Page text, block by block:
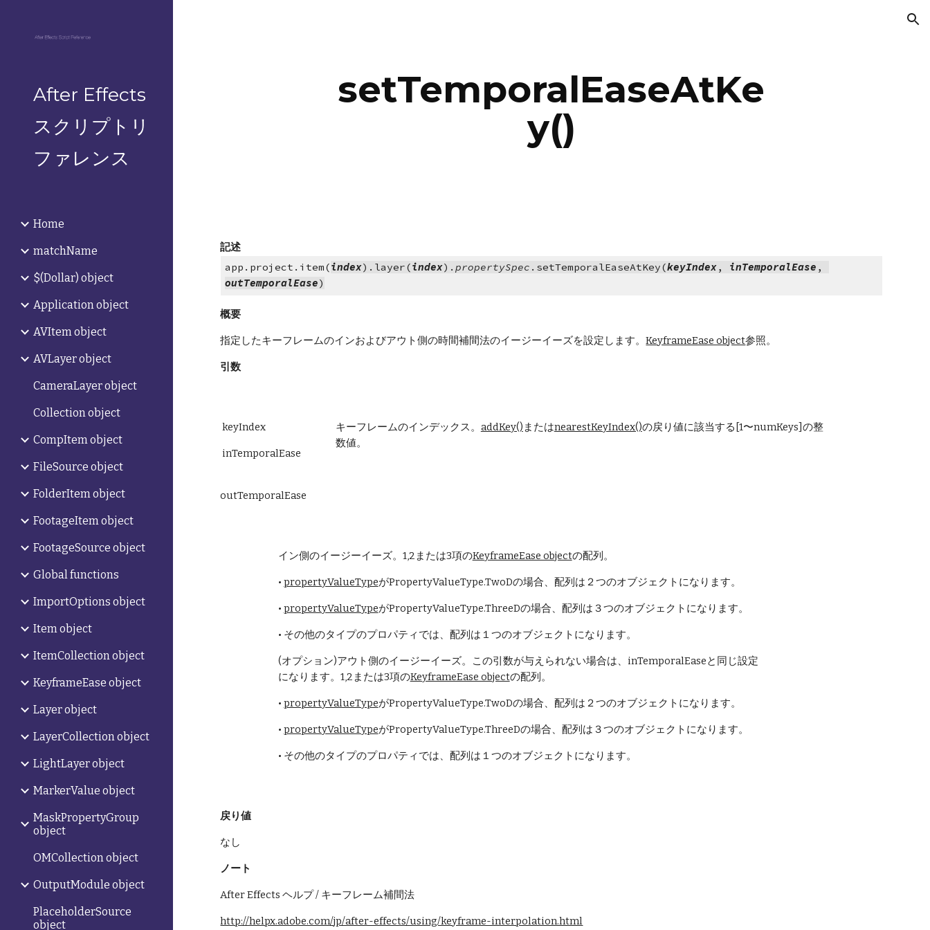
After Effects
スクリプトリ
ファレンス
Home
matchName
$(Dollar) object
Application object
AVItem object
AVLayer object
CameraLayer object
Collection object
CompItem object
FileSource object
FolderItem object
FootageItem object
FootageSource object
Global functions
ImportOptions object
Item object
ItemCollection object
KeyframeEase object
Layer object
LayerCollection object
LightLayer object
MarkerValue object
MaskPropertyGroup
object
OMCollection object
OutputModule object
PlaceholderSource
object
setTemporalEaseAtKe
y()
記述
app.project.item(index).layer(index). propertySpec .setTemporalEaseAtKey(keyIndex, inTemporalEase
outTemporalEase)
概要
指定したキーフレームのインおよびアウト側の時間補間法のイージーイーズを設定します。KeyframeEase object参照。
引数
keyIndex
inTemporalEase
outTemporalEase
キーフレームのインデックス。 addKey() またはnearestKeyIndex()の戻り値に該当する[1〜numKeys]の整
数値。
イン側のイージーイーズ。1,2または3項のKeyframeEase objectの配列。
• propertyValueTypeがPropertyValueType.TwoDの場合、配列は２つのオブジェクトになります。
• propertyValueTypeがPropertyValueType.ThreeDの場合、配列は３つのオブジェクトになります。
• その他のタイプのプロパティでは、配列は１つのオブジェクトになります。
(オプション)アウト側のイージーイーズ。この引数が与えられない場合は、inTemporalEaseと同じ設定
になります。1,2または3項のKeyframeEase objectの配列。
• propertyValueTypeがPropertyValueType.TwoDの場合、配列は２つのオブジェクトになります。
• propertyValueTypeがPropertyValueType.ThreeDの場合、配列は３つのオブジェクトになります。
• その他のタイプのプロパティでは、配列は１つのオブジェクトになります。
戻り値
なし
ノート
After Effects ヘルプ / キーフレーム補間法
http://helpx.adobe.com/jp/after-effects/using/keyframe-interpolation.html